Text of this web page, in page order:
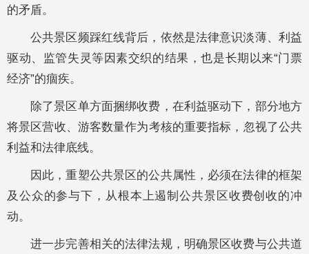
的矛盾。
公共景区频踩红线背后，依然是法律意识淡薄、利益
驱动、监管失灵等因素交织的结果，也是长期以来“门票
经济”的痼疾。
除了景区单方面捆绑收费，在利益驱动下，部分地方
将景区营收、游客数量作为考核的重要指标，忽视了公共
利益和法律底线。
因此，重塑公共景区的公共属性，必须在法律的框架
及公众的参与下，从根本上遏制公共景区收费创收的冲
动。
进一步完善相关的法律法规，明确景区收费与公共道